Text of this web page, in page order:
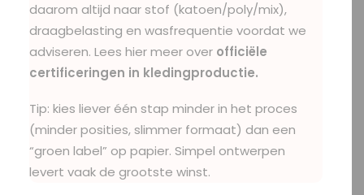
daarom altijd naar stof (katoen/poly/mix),
draagbelasting en wasfrequentie voordat we
adviseren. Lees hier meer over officiële
certificeringen in kledingproductie.
Tip: kies liever één stap minder in het proces
(minder posities, slimmer formaat) dan een
“groen label” op papier. Simpel ontwerpen
levert vaak de grootste winst.